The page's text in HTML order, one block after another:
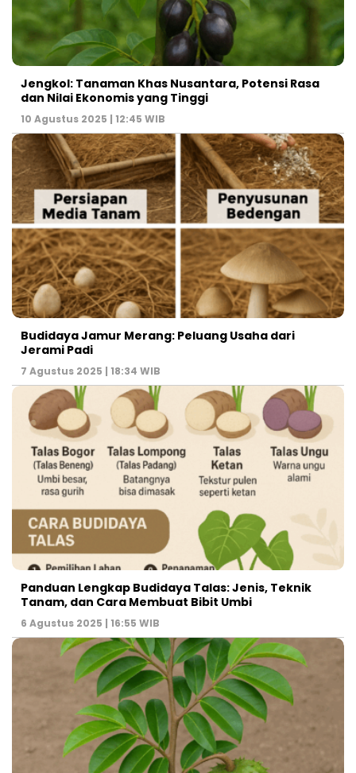
Jengkol: Tanaman Khas Nusantara, Potensi Rasa
dan Nilai Ekonomis yang Tinggi
10 Agustus 2025 | 12:45 WIB
Budidaya Jamur Merang: Peluang Usaha dari
Jerami Padi
7 Agustus 2025 | 18:34 WIB
Panduan Lengkap Budidaya Talas: Jenis, Teknik
Tanam, dan Cara Membuat Bibit Umbi
6 Agustus 2025 | 16:55 WIB